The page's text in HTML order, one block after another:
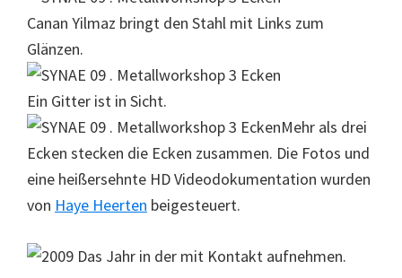
Canan Yilmaz bringt den Stahl mit Links zum
Glänzen.
Ein Gitter ist in Sicht.
Mehr als drei
Ecken stecken die Ecken zusammen. Die Fotos und
eine heißersehnte HD Videodokumentation wurden
von Haye Heerten beigesteuert.